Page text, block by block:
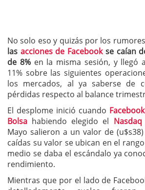
No solo eso y quizás por los
las acciones de Facebookse caían
de 8%en la misma sesión, y llegó
11% sobre las siguientes
los mercados, al ya saberse de
pérdidas respecto al balance
El desplome inició cuando
Bolsa habiendo elegido el Nasdaq
Mayo salieron a un valor de
caídas su valor se ubican en el
medio se daba el escándalo ya
rendimiento.
Mientras que por el lado de